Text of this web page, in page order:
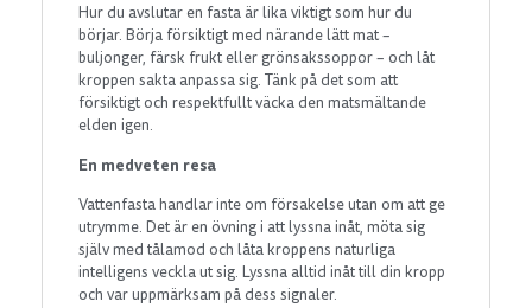
Hur du avslutar en fasta är lika viktigt som hur du
börjar. Börja försiktigt med närande lätt mat –
buljonger, färsk frukt eller grönsakssoppor – och låt
kroppen sakta anpassa sig. Tänk på det som att
försiktigt och respektfullt väcka den matsmältande
elden igen.
En medveten resa
Vattenfasta handlar inte om försakelse utan om att ge
utrymme. Det är en övning i att lyssna inåt, möta sig
själv med tålamod och låta kroppens naturliga
intelligens veckla ut sig. Lyssna alltid inåt till din kropp
och var uppmärksam på dess signaler.